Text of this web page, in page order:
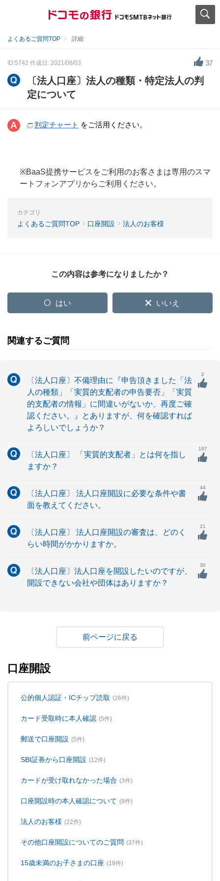
よくあるご質問TOP 詳細
ID:5742 作成日: 2021/06/03 37
〔法人口座〕法人の種類・特定法人の判
定について
判定チャート をご活用ください。
※BaaS提携サービスをご利用のお客さまは専用のスマ
ートフォンアプリからご利用ください。
カテゴリ
よくあるご質問TOP 口座開設 法人のお客様
この内容は参考になりましたか？
はい いいえ
関連するご質問
〔法人口座〕不備理由に『申告頂きました「法
人の種類」「実質的支配者の申告要否」「実質
的支配者の情報」に間違いがないか、再度ご確
認ください。』とありますが、何を確認すれば
よろしいでしょうか？
2
〔法人口座〕 「実質的支配者」とは何を指し
ますか？
187
〔法人口座〕 法人口座開設に必要な条件や書
面を教えてください。
44
〔法人口座〕 法人口座開設の審査は、どのく
らい時間がかかりますか。
21
〔法人口座〕法人口座を開設したいのですが、
開設できない会社や団体はありますか？
30
戻る
口座開設
公的個人認証・ICチップ読取 (26件)
カード受取時に本人確認 (5件)
郵送で口座開設 (5件)
SBI証券から口座開設 (12件)
カードが受け取れなかった場合 (3件)
口座開設時の本人確認について (9件)
法人のお客様 (22件)
その他口座開設についてのご質問 (37件)
15歳未満のお子さまの口座 (19件)